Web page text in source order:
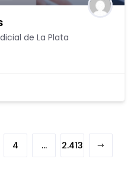
de La Plata
4 … 2.413